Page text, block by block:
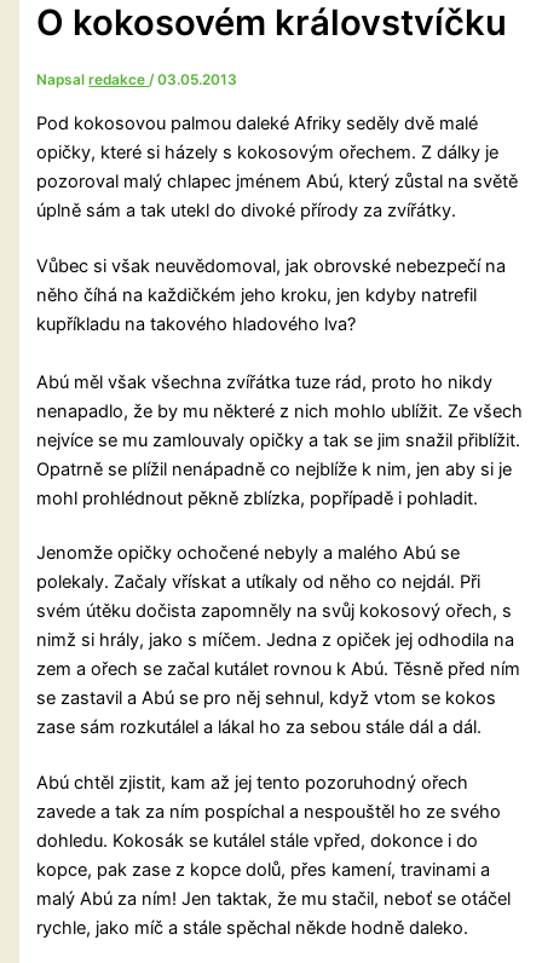
O kokosovém královstvíčku
Napsalredakce/03.05.2013
Pod kokosovou palmou daleké Afriky seděly dvě malé
opičky, které si házely s kokosovým ořechem. Z dálky je
pozoroval malý chlapec jménem Abú, který zůstal na světě
úplně sám a tak utekl do divoké přírody za zvířátky.
Vůbec si však neuvědomoval, jak obrovské nebezpečí na
něho číhá na každičkém jeho kroku, jen kdyby natrefil
kupříkladu na takového hladového lva?
Abú měl však všechna zvířátka tuze rád, proto ho nikdy
nenapadlo, že by mu některé z nich mohlo ublížit. Ze všech
nejvíce se mu zamlouvaly opičky a tak se jim snažil přiblížit.
Opatrně se plížil nenápadně co nejblíže k nim, jen aby si je
mohl prohlédnout pěkně zblízka, popřípadě i pohladit.
Jenomže opičky ochočené nebyly a malého Abú se
polekaly. Začaly vřískat a utíkaly od něho co nejdál. Při
svém útěku dočista zapomněly na svůj kokosový ořech, s
nimž si hrály, jako s míčem. Jedna z opiček jej odhodila na
zem a ořech se začal kutálet rovnou k Abú. Těsně před ním
se zastavil a Abú se pro něj sehnul, když vtom se kokos
zase sám rozkutálel a lákal ho za sebou stále dál a dál.
Abú chtěl zjistit, kam až jej tento pozoruhodný ořech
zavede a tak za ním pospíchal a nespouštěl ho ze svého
dohledu. Kokosák se kutálel stále vpřed, dokonce i do
kopce, pak zase z kopce dolů, přes kamení, travinami a
malý Abú za ním! Jen taktak, že mu stačil, neboť se otáčel
rychle, jako míč a stále spěchal někde hodně daleko.